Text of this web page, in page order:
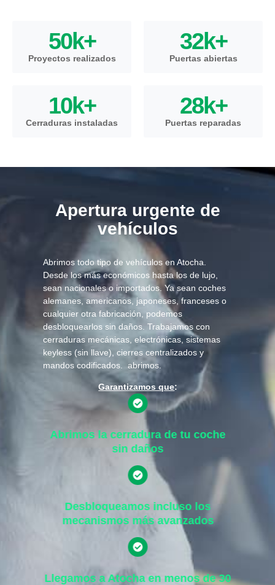
Proyectos realizados
50k+
Puertas abiertas
32k+
Cerraduras instaladas
10k+
Puertas reparadas
28k+
Apertura urgente de
vehículos
Abrimos todo tipo de vehículos en Atocha.
Desde los más económicos hasta los de lujo,
sean nacionales o importados. Ya sean coches
alemanes, americanos, japoneses, franceses o
cualquier otra fabricación, podemos
desbloquearlos sin daños. Trabajamos con
cerraduras mecánicas, electrónicas, sistemas
keyless (sin llave), cierres centralizados y
mandos codificados. abrimos.
Garantizamos que:
Abrimos la cerradura de tu coche
sin daños
Desbloqueamos incluso los
mecanismos más avanzados
Llegamos a Atocha en menos de 30